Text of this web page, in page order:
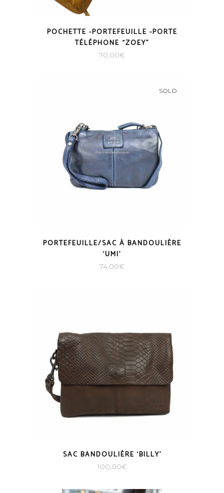
POCHETTE -PORTEFEUILLE -PORTE
TÉLÉPHONE “ZOEY”
70,00€
SOLD
PORTEFEUILLE/SAC À BANDOULIÈRE
‘UMI’
74,00€
SAC BANDOULIÈRE ‘BILLY’
100,00€